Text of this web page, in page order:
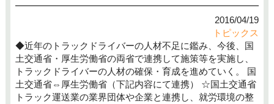
2016/04/19
トピックス
◆近年のトラックドライバーの人材不足に鑑み、今後、国
土交通省・厚生労働省の両省で連携して施策等を実施し、
トラックドライバーの人材の確保・育成を進めていく。 国
土交通省⇔厚生労働省（下記内容にて連携） ☆国土交通省
トラック運送業の業界団体や企業と連携し、就労環境の整